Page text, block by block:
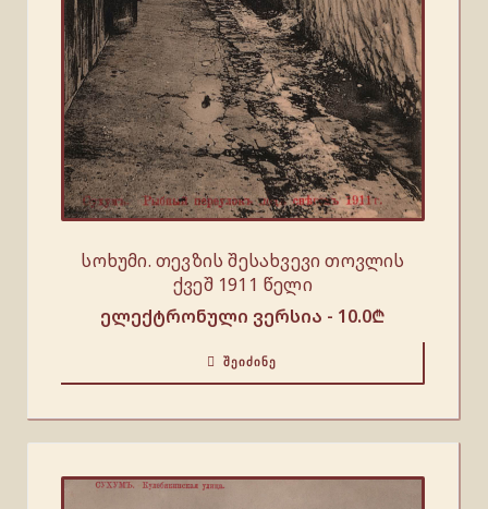
სოხუმი. თევზის შესახვევი თოვლის
ქვეშ 1911 წელი
ელექტრონული ვერსია - 10.0₾
ᲨᲔᲘᲫᲘᲜᲔ